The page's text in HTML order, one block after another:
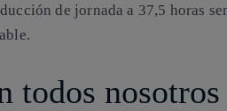
de jornada a 37,5 horas
todos nosotros